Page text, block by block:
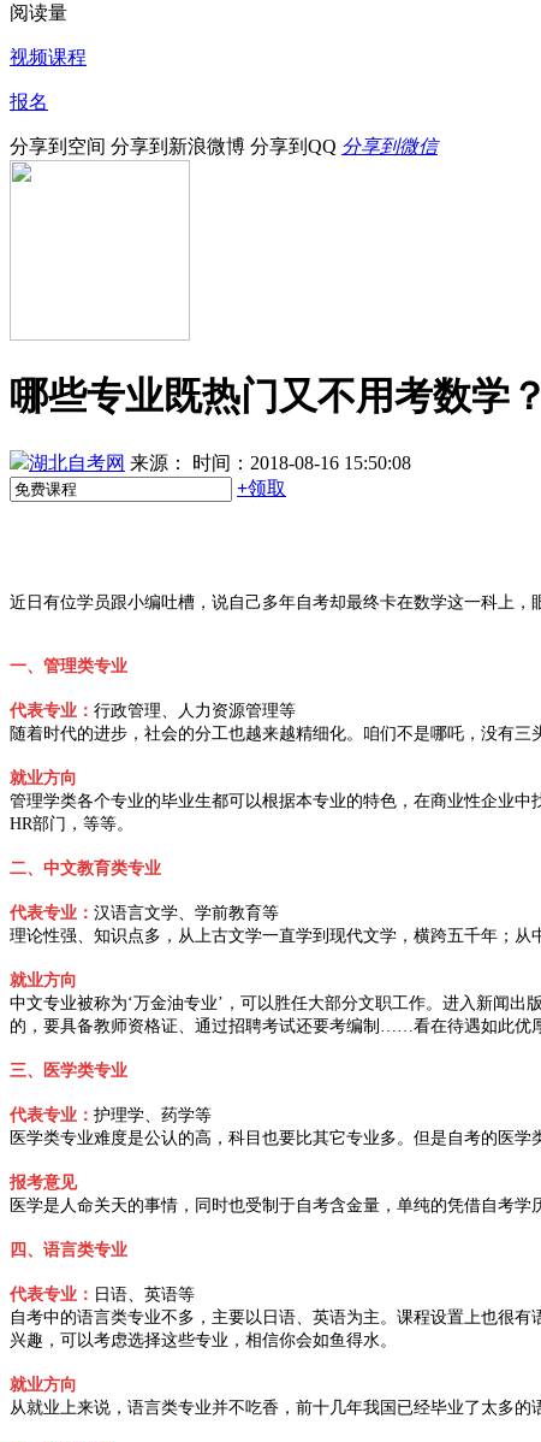
阅读量
视频课程
报名
分享到空间 分享到新浪微博 分享到QQ 分享到微信
哪些专业既热门又不用考数学？
湖北自考网 来源：
时间：2018-08-16 15:50:08
+领取
近 日有位学员跟小编吐槽，说自己多年自考却最终卡在数学这一科上
一、管理类专业
代表专业： 行政管理、人力资源管理等
随着时代的进步，社会的分工也越来越精细化。咱们不是哪吒，没有
就业方向
管理学类各个专业的毕业生都可以根据本专业的特色，在商业性企业
HR部门，等等。
二、中文教育类专业
代表专业： 汉语言文学、学前教育等
理论性强、知识点多，从上古文学一直学到现代文学，横跨五千年；
就业方向
中文专业被称为‘万金油专业’，可以胜任大部分文职工作。进入新闻
的，要具备教师资格证、通过招聘考试还要考编制……看在待遇如此优
三、医学类专业
代表专业： 护理学、药学等
医学类专业难度是公认的高，科目也要比其它专业多。但是自考的医
报考意见
医学是人命关天的事情，同时也受制于自考含金量，单纯的凭借自考学
四、语言类专业
代表专业： 日语、英语等
自考中的语言类专业不多，主要以日语、英语为主。课程设置上也很
兴趣，可以考虑选择这些专业，相信你会如鱼得水。
就业方向
从就业上来说，语言类专业并不吃香，前十几年我国已经毕业了太多